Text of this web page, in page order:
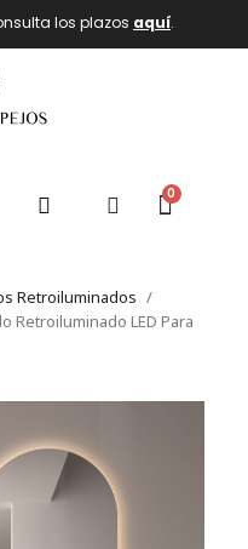
los plazos aquí.
Retroiluminados
Retroiluminado LED Para